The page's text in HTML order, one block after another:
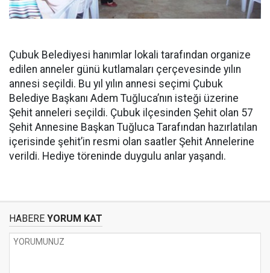
Çubuk Belediyesi hanımlar lokali tarafından organize
edilen anneler günü kutlamaları çerçevesinde yılın
annesi seçildi. Bu yıl yılın annesi seçimi Çubuk
Belediye Başkanı Adem Tuğluca’nın isteği üzerine
Şehit anneleri seçildi. Çubuk ilçesinden Şehit olan 57
Şehit Annesine Başkan Tuğluca Tarafından hazırlatılan
içerisinde şehit’in resmi olan saatler Şehit Annelerine
verildi. Hediye töreninde duygulu anlar yaşandı.
HABERE YORUM KAT